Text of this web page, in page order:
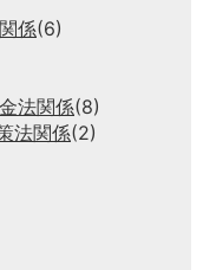
係(6)
法関係(8)
法関係(2)